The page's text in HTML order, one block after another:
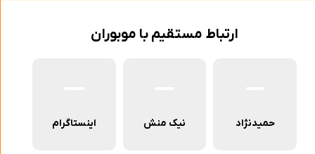
ارتباط مستقیم با موبوران
حمیدنژاد نیک منش اینستاگرام